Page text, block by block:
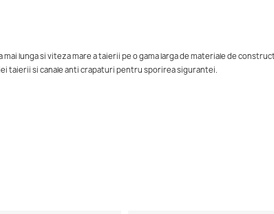
lunga si viteza mare a taierii pe o gama larga de materiale de
taierii si canale anti crapaturi pentru sporirea sigurantei.